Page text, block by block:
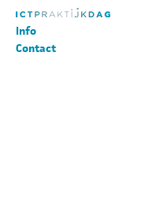
Info
Contact